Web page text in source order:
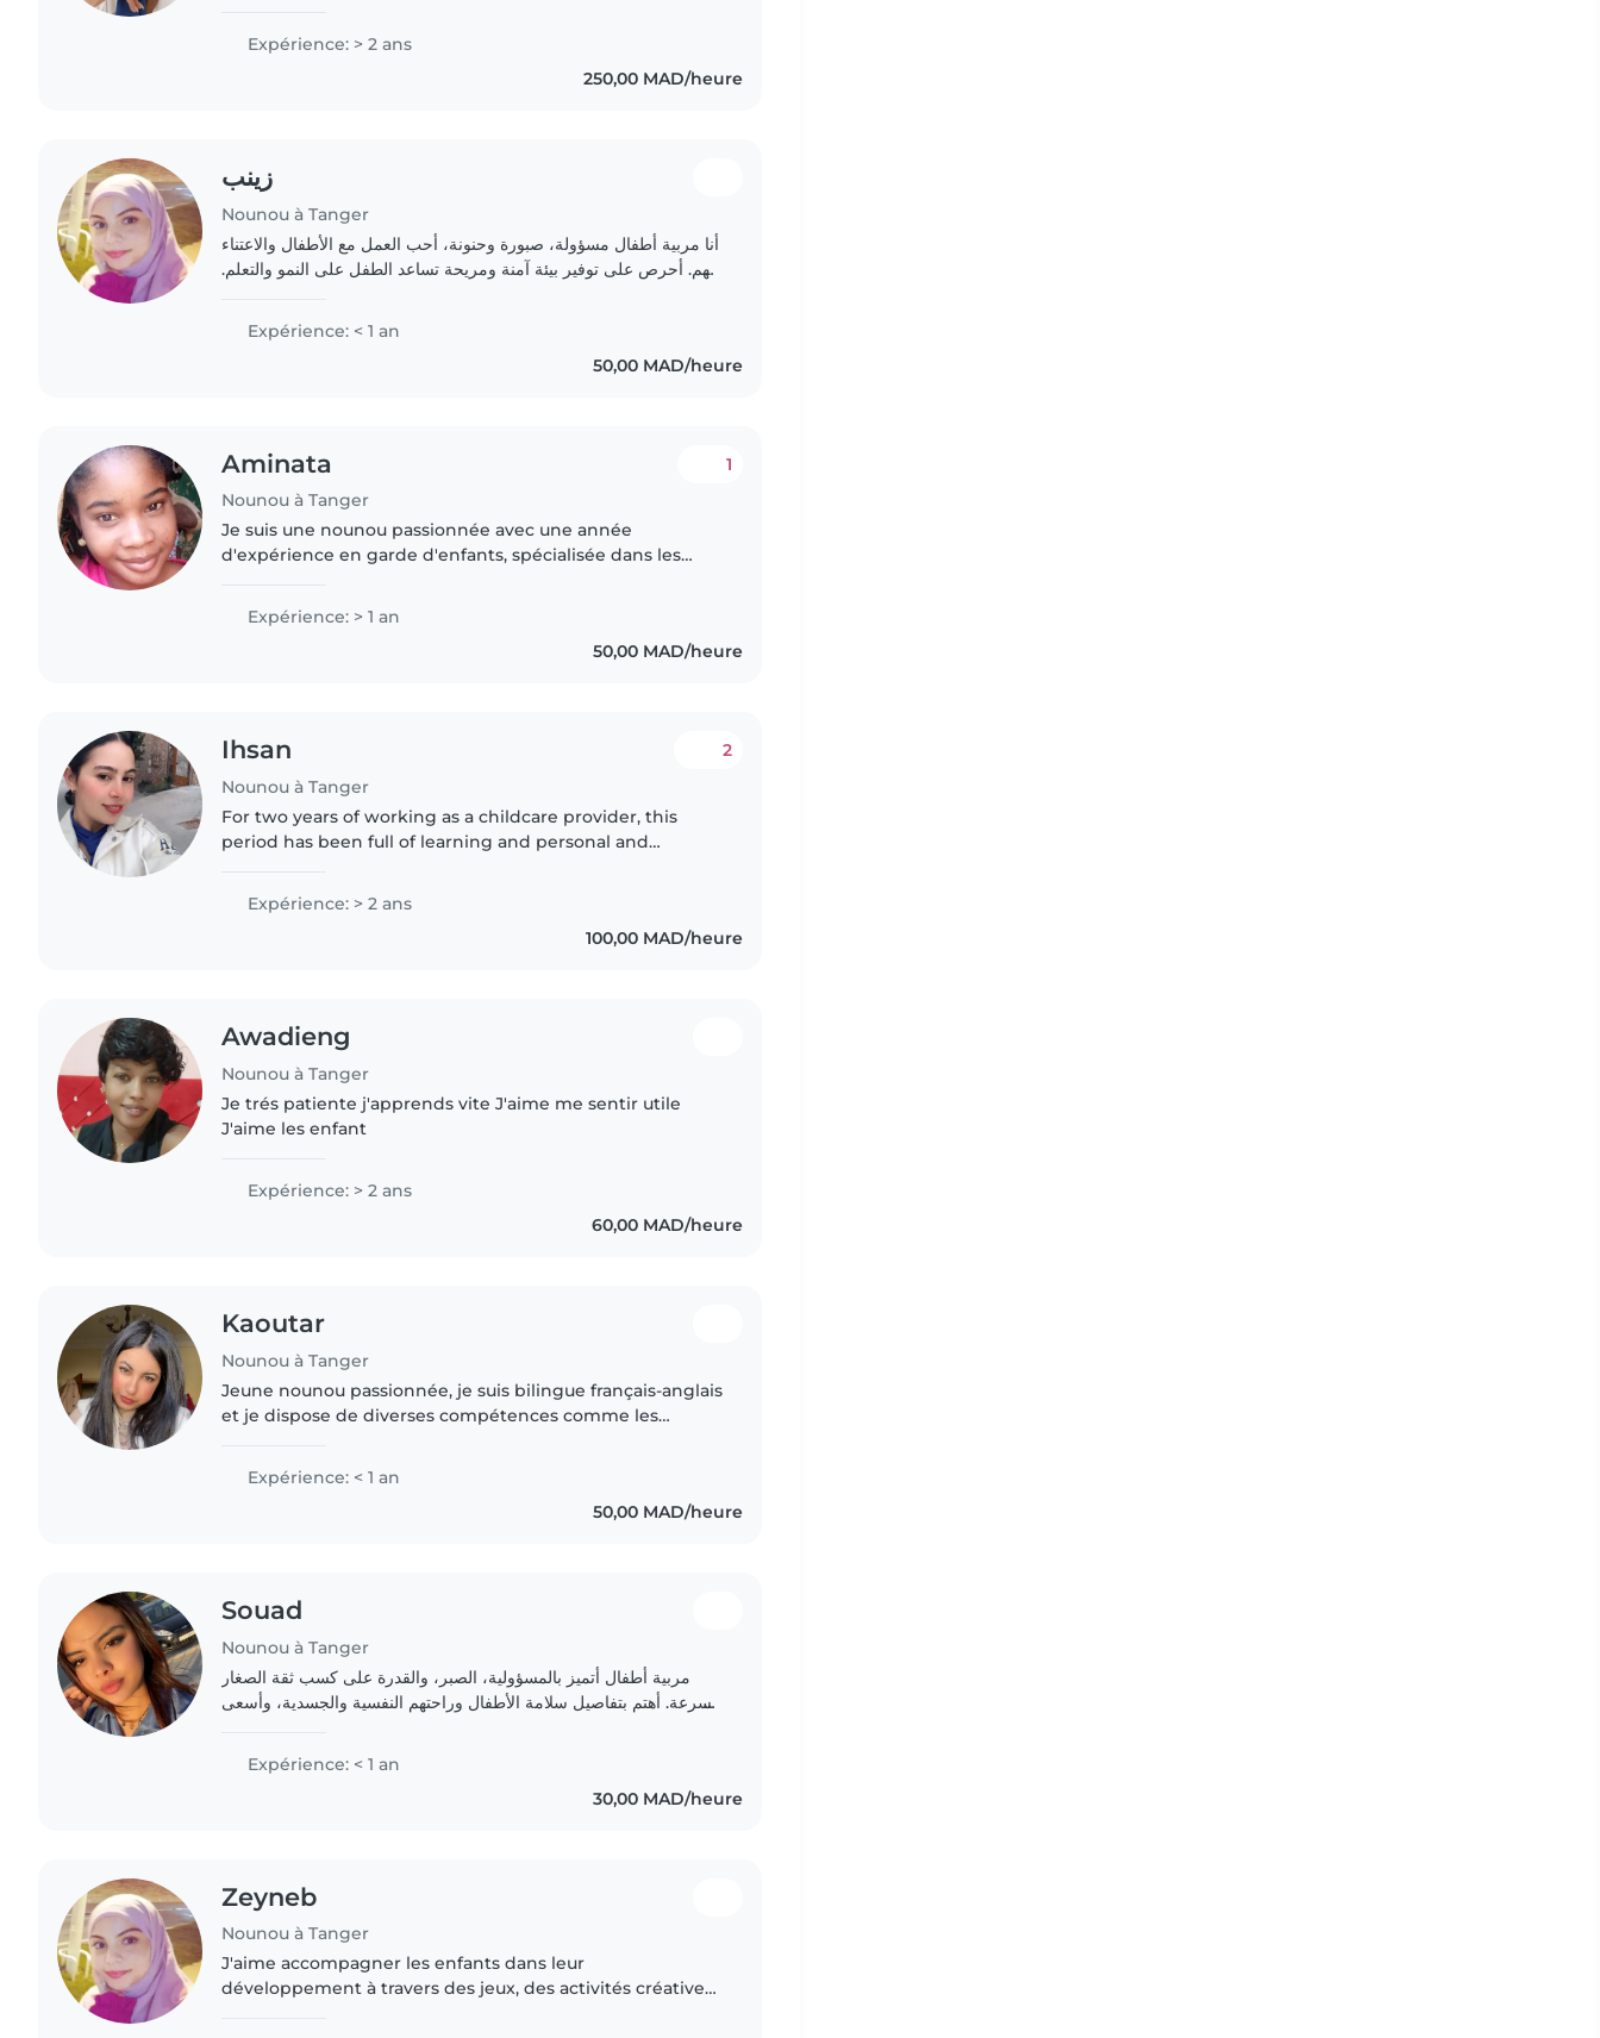
Expérience: > 2 ans
250,00 MAD/heure
زينب
Nounou à Tanger
أنا مربية أطفال مسؤولة، صبورة وحنونة، أحب العمل مع الأطفال والاعتناء
بهم. أحرص على توفير بيئة آمنة ومريحة تساعد الطفل على النمو والتعلم.
Expérience: < 1 an
50,00 MAD/heure
Aminata
Nounou à Tanger
1
Je suis une nounou passionnée avec une année
d'expérience en garde d'enfants, spécialisée dans les
suis drôle, patiente..
Expérience: > 1 an
50,00 MAD/heure
Ihsan
Nounou à Tanger
2
For two years of working as a childcare provider, this
period has been full of learning and personal and
challenges because I..
Expérience: > 2 ans
100,00 MAD/heure
Awadieng
Nounou à Tanger
Je trés patiente j'apprends vite J'aime me sentir utile
J'aime les enfant
Expérience: > 2 ans
60,00 MAD/heure
Kaoutar
Nounou à Tanger
Jeune nounou passionnée, je suis bilingue français-anglais
et je dispose de diverses compétences comme les
d'expérience officielle..
Expérience: < 1 an
50,00 MAD/heure
Souad
Nounou à Tanger
مربية أطفال أتميز بالمسؤولية، الصبر، والقدرة على كسب ثقة الصغار
بسرعة. أهتم بتفاصيل سلامة الأطفال وراحتهم النفسية والجسدية، وأسعى
Expérience: < 1 an
30,00 MAD/heure
Zeyneb
Nounou à Tanger
J'aime accompagner les enfants dans leur
développement à travers des jeux, des activités créatives